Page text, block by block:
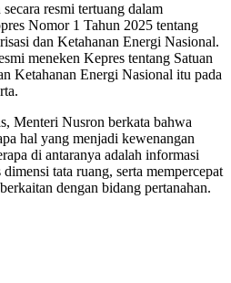
resmi tertuang dalam
Nomor 1 Tahun 2025 tentang
dan Ketahanan Energi Nasional.
meneken Kepres tentang Satuan
Ketahanan Energi Nasional itu pada
Menteri Nusron berkata bahwa
hal yang menjadi kewenangan
di antaranya adalah informasi
tata ruang, serta mempercepat
dengan bidang pertanahan.